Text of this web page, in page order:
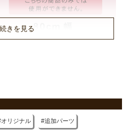
オリジナル 追加パーツ